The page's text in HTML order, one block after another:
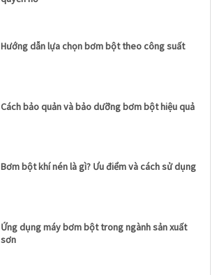
Hướng dẫn lựa chọn bơm bột theo công suất
Cách bảo quản và bảo dưỡng bơm bột hiệu quả
Bơm bột khí nén là gì? Ưu điểm và cách sử dụng
Ứng dụng máy bơm bột trong ngành sản xuất
sơn